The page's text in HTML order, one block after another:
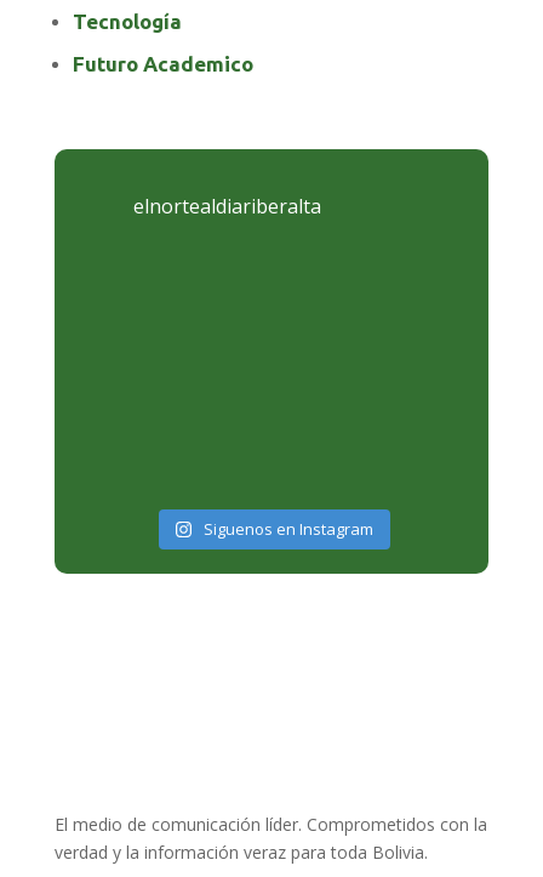
Tecnología
Futuro Academico
elnortealdiariberalta
Siguenos en Instagram
El medio de comunicación líder. Comprometidos con la
verdad y la información veraz para toda Bolivia.